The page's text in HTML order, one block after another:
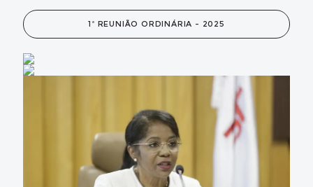
1ª REUNIÃO ORDINÁRIA - 2025